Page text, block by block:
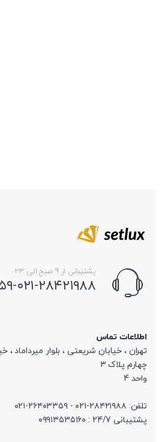
پشتیبانی از 9 صبح الی 23
۰۲۱-۲۶۴۰۳۳۵۹-
اطلاعات تماس
تهران ، خیابان شریعتی ، بلوار میرداماد
چهارم پلاک 3
واحد 4
تلفن: ۲۸۴۲۱۹۸۸-۰۲۱ - ۲۶۴۰۳۳۵۹-۰۲۱
پشتیبانی 24/7 : ۰۹۹۱۳۵۳۵۱۶۰